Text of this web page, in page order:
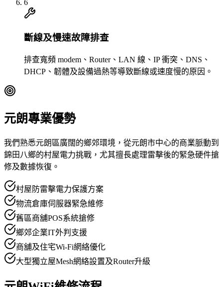
6
斷線及慢速故障排查
排查寬頻 modem、Router、LAN 線、IP 衝突、DNS、
DHCP、韌體及設備過熱等導致斷線或速度慢的原因。
元朗專業優勢
我們熟悉元朗區廣闊的鄉郊環境，從元朗市中心的商業脈動到
錦田八鄉的村屋電力挑戰，尤其擅長處理雷擊後的緊急硬件搶
修及數據恢復。
村屋防雷擊電力保護方案
物流倉庫伺服器緊急維修
舊區商舖POS系統搶修
鄉郊企業IT外判支援
商舖及住宅Wi-Fi網絡優化
大型獨立屋Mesh網絡設置及Router升級